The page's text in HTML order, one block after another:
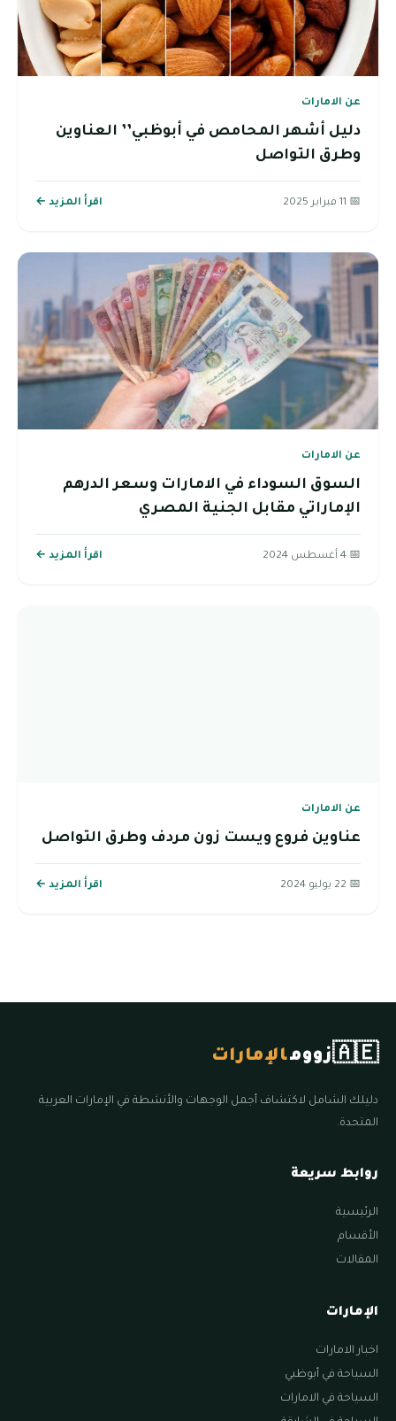
عن الامارات
دليل أشهر المحامص في أبوظبي’’ العناوين
وطرق التواصل
📅 11 فبراير 2025 اقرأ المزيد ←
عن الامارات
السوق السوداء في الامارات وسعر الدرهم
الإماراتي مقابل الجنية المصري
📅 4 أغسطس 2024 اقرأ المزيد ←
عن الامارات
عناوين فروع ويست زون مردف وطرق التواصل
📅 22 يوليو 2024 اقرأ المزيد ←
🇦🇪زوومالإمارات
دليلك الشامل لاكتشاف أجمل الوجهات والأنشطة في الإمارات العربية
المتحدة.
روابط سريعة
الرئيسية
الأقسام
المقالات
الإمارات
اخبار الامارات
السياحة في أبوظبي
السياحة في الامارات